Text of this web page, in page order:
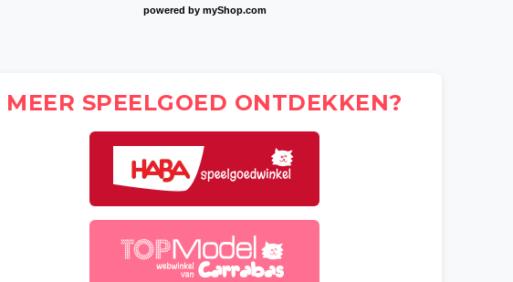
powered by myShop.com
MEER SPEELGOED ONTDEKKEN?